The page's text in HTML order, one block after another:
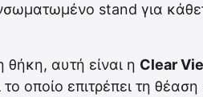
stand για
αυτή είναι η Clear
οποίο επιτρέπει τη